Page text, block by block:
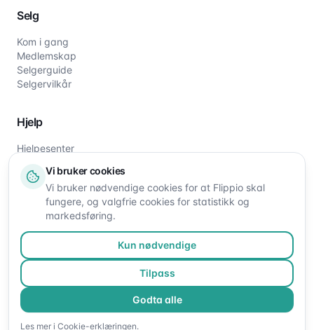
Selg
Kom i gang
Medlemskap
Selgerguide
Selgervilkår
Hjelp
Hjelpesenter
Om oss
Kontakt oss
©2026Flippio. Alle rettigheter reservert.
Vi bruker cookies
Vi bruker nødvendige cookies for at Flippio skal
fungere, og valgfrie cookies for statistikk og
markedsføring.
Kun nødvendige
Tilpass
Godta alle
Les mer i Cookie-erklæringen.